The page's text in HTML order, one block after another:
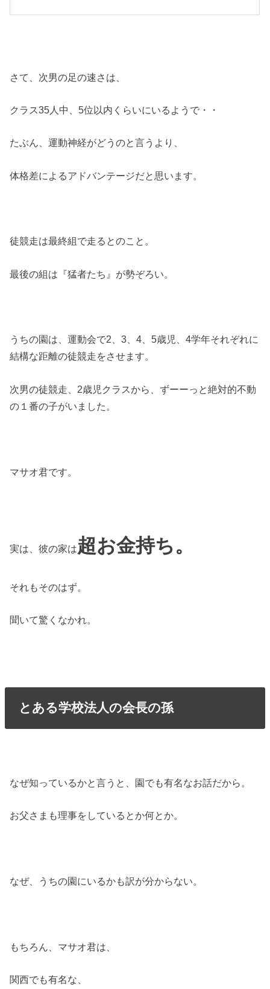
さて、次男の足の速さは、
クラス35人中、5位以内くらいにいるようで・・
たぶん、運動神経がどうのと言うより、
体格差によるアドバンテージだと思います。
徒競走は最終組で走るとのこと。
最後の組は『猛者たち』が勢ぞろい。
うちの園は、運動会で2、3、4、5歳児、4学年それぞれに
結構な距離の徒競走をさせます。
次男の徒競走、2歳児クラスから、ずーーっと絶対的不動
の１番の子がいました。
マサオ君です。
実は、彼の家は超お金持ち。
それもそのはず。
聞いて驚くなかれ。
とある学校法人の会長の孫
なぜ知っているかと言うと、園でも有名なお話だから。
お父さまも理事をしているとか何とか。
なぜ、うちの園にいるかも訳が分からない。
もちろん、マサオ君は、
関西でも有名な、